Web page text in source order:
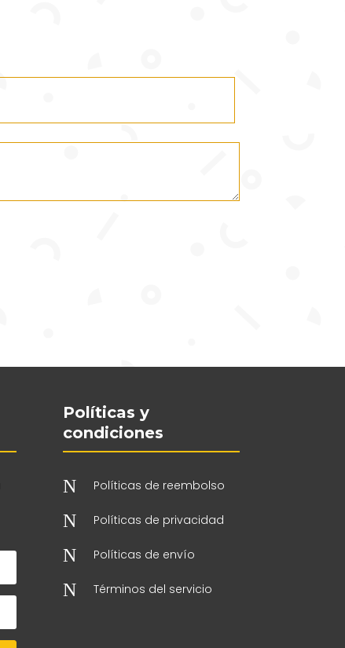
Políticas y
condiciones
N Políticas de reembolso
N Políticas de privacidad
N Políticas de envío
N Términos del servicio